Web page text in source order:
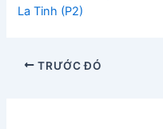
La Tinh (P2)
TRƯỚC ĐÓ